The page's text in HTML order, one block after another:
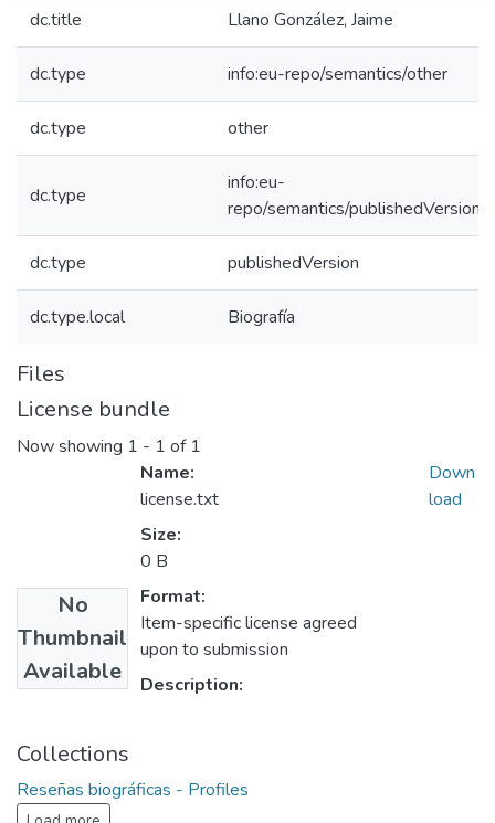
dc.title Llano González, Jaime
dc.type info:eu-repo/semantics/other
dc.type other
dc.type
info:eu-
repo/semantics/publishedVersion
dc.type publishedVersion
dc.type.local Biografía
Files
License bundle
Now showing 1 - 1 of 1
No
Thumbnail
Available
Name:
license.txt
Size:
0 B
Format:
Item-specific license agreed
upon to submission
Description:
Down
load
Collections
Reseñas biográficas - Profiles